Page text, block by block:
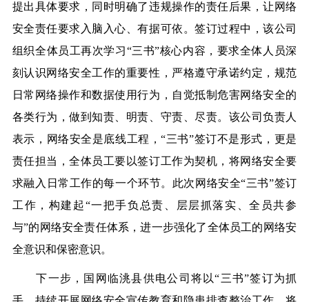
提出具体要求，同时明确了违规操作的责任后果，让网络
安全责任要求入脑入心、有据可依。签订过程中，该公司
组织全体员工再次学习“三书”核心内容，要求全体人员深
刻认识网络安全工作的重要性，严格遵守承诺约定，规范
日常网络操作和数据使用行为，自觉抵制危害网络安全的
各类行为，做到知责、明责、守责、尽责。该公司负责人
表示，网络安全是底线工程，“三书”签订不是形式，更是
责任担当，全体员工要以签订工作为契机，将网络安全要
求融入日常工作的每一个环节。此次网络安全“三书”签订
工作，构建起“一把手负总责、层层抓落实、全员共参
与”的网络安全责任体系，进一步强化了全体员工的网络安
全意识和保密意识。
下一步，国网临洮县供电公司将以“三书”签订为抓